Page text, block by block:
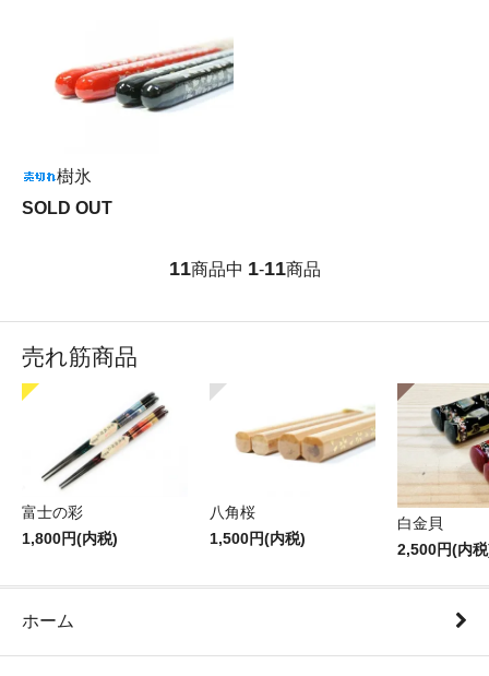
樹氷
SOLD OUT
11商品中 1-11商品
売れ筋商品
富士の彩
1,800円(内税)
八角桜
1,500円(内税)
白金貝
2,500円(内
ホーム